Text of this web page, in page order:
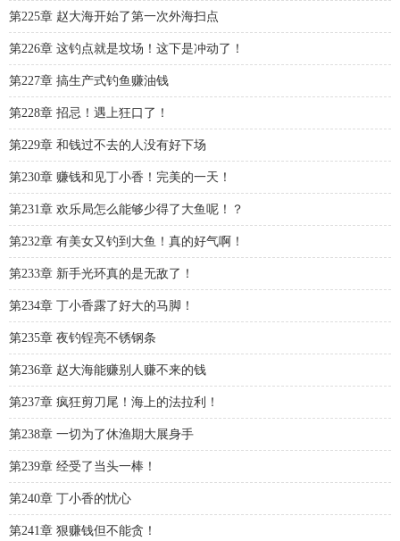
第225章 赵大海开始了第一次外海扫点
第226章 这钓点就是坟场！这下是冲动了！
第227章 搞生产式钓鱼赚油钱
第228章 招忌！遇上狂口了！
第229章 和钱过不去的人没有好下场
第230章 赚钱和见丁小香！完美的一天！
第231章 欢乐局怎么能够少得了大鱼呢！？
第232章 有美女又钓到大鱼！真的好气啊！
第233章 新手光环真的是无敌了！
第234章 丁小香露了好大的马脚！
第235章 夜钓锃亮不锈钢条
第236章 赵大海能赚别人赚不来的钱
第237章 疯狂剪刀尾！海上的法拉利！
第238章 一切为了休渔期大展身手
第239章 经受了当头一棒！
第240章 丁小香的忧心
第241章 狠赚钱但不能贪！